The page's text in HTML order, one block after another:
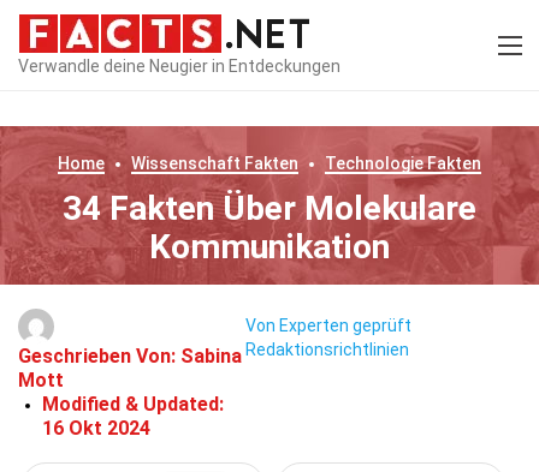
Verwandle deine Neugier in Entdeckungen
Home Wissenschaft Fakten TechnologieFakten
34 Fakten Über Molekulare
Kommunikation
Geschrieben Von: Sabina
Mott
Modified & Updated:
16 Okt 2024
Von Experten geprüft
Redaktionsrichtlinien